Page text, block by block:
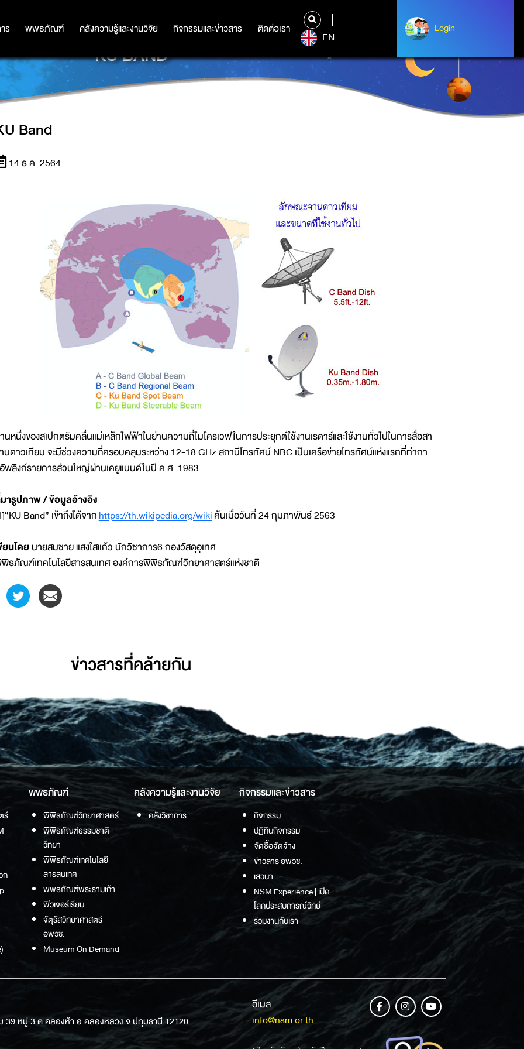
ร พิพิธภัณฑ์ คลังความรู้และงานวิจัย กิจกรรมและข่าวสาร ติดต่อเรา
ร พิพิธภัณฑ์ คลังความรู้และงานวิจัย กิจกรรมและข่าวสาร ติดต่อเรา
EN
Login
Login
KU BAND
Band
14 ธ.ค. 2564
นหนึ่งของสเปกตรัมคลื่นแม่เหล็กไฟฟ้าในย่านความถี่ไมโครเวฟในการประยุกต์ใช้งานเรดาร์และใช้งานทั่วไปในการสื่อสา
นดาวเทียม จะมีช่วงความถี่ครอบคลุมระหว่าง 12-18 GHz สถานีโทรทัศน์ NBC เป็นเครือข่ายโทรทัศน์แห่งแรกที่ทำกา
พลิงก์รายการส่วนใหญ่ผ่านเคยูแบนด์ในปี ค.ศ. 1983
ารูปภาพ / ข้อมูลอ้างอิง
Band” เข้าถึงได้จากhttps://th.wikipedia.org/wikiค้นเมื่อวันที่ 24 กุมภาพันธ์ 2563
ยนโดย นายสมชาย แสงใสแก้ว นักวิชาการ6 กองวัสดุอุเทศ
ธภัณฑ์เทคโนโลยีสารสนเทศ องค์การพิพิธภัณฑ์วิทยาศาสตร์แห่งชาติ
ข่าวสารที่่คล้ายกัน
ร์
ก
พิพิธภัณฑ์
พิพิธภัณฑ์วิทยาศาสตร์
พิพิธภัณฑ์ธรรมชาติ
วิทยา
พิพิธภัณฑ์เทคโนโลยี
สารสนเทศ
พิพิธภัณฑ์พระรามเก้า
ฟิวเจอร์เรียม
จัตุรัสวิทยาศาสตร์
อพวช.
Museum On Demand
คลังความรู้และงานวิจัย
คลังวิชาการ
กิจกรรมและข่าวสาร
กิจกรรม
ปฏิทินกิจกรรม
จัดซื้อจัดจ้าง
ข่าวสาร อพวช.
เสวนา
NSM Experience | เปิด
โลกประสบการณ์วิทย์
ร่วมงานกับเรา
39 หมู่ 3 ต.คลองห้า อ.คลองหลวง จ.ปทุมธานี 12120
อีเมล
info@nsm.or.th